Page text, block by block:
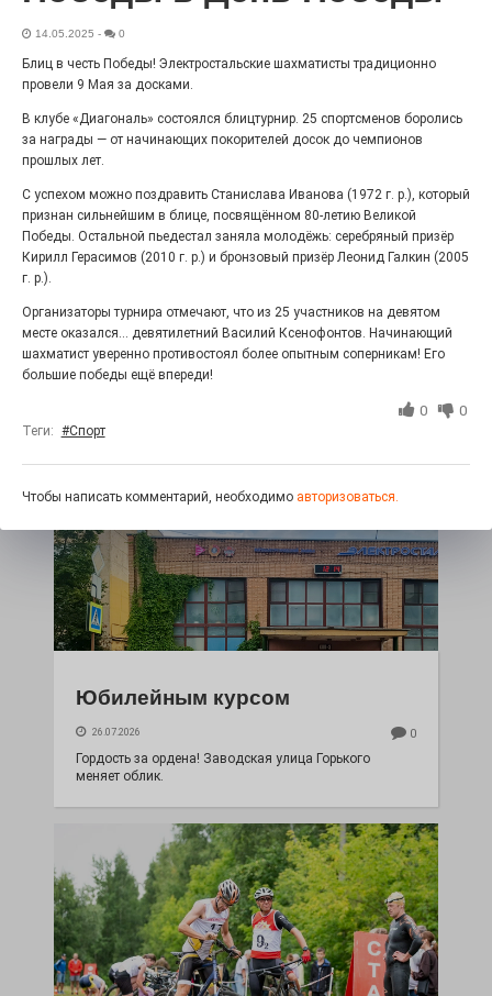
27.07.2026 0
Радость в квадрате! На этой неделе электростальцев
100 футов под килем!
26.07.2026
Юбилейным курсом
26.07.2026 0
Гордость за ордена! Заводская улица Горького
меняет облик.
14.05.2025 - 0
Блиц в честь Победы! Электростальские шахматисты традиционно
провели 9 Мая за досками.
В клубе «Диагональ» состоялся блицтурнир. 25 спортсменов боролись
за награды — от начинающих покорителей досок до чемпионов
прошлых лет.
С успехом можно поздравить Станислава Иванова (1972 г. р.), который
признан сильнейшим в блице, посвящённом 80-летию Великой
Победы. Остальной пьедестал заняла молодёжь: серебряный призёр
Кирилл Герасимов (2010 г. р.) и бронзовый призёр Леонид Галкин (2005
г. р.).
Организаторы турнира отмечают, что из 25 участников на девятом
месте оказался... девятилетний Василий Ксенофонтов. Начинающий
шахматист уверенно противостоял более опытным соперникам! Его
большие победы ещё впереди!
0 0
Теги: #Спорт
Чтобы написать комментарий, необходимо авторизоваться.